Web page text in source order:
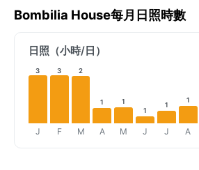
Bombilia House每月日照時數
日照（小時/日）
3
J
3
F
2
M
1
A
1
M
1
J
1
J
1
A